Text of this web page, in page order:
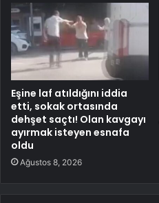
Eşine laf atıldığını iddia
etti, sokak ortasında
dehşet saçtı! Olan kavgayı
ayırmak isteyen esnafa
oldu
Ağustos 8, 2026